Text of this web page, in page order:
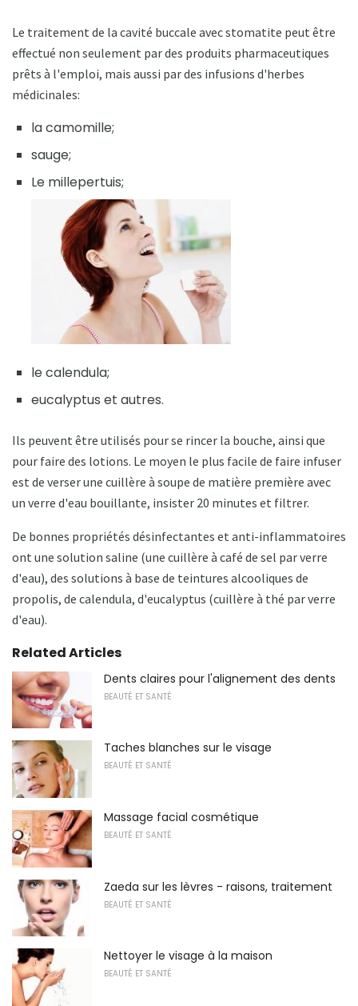
Le traitement de la cavité buccale avec stomatite peut être
effectué non seulement par des produits pharmaceutiques
prêts à l'emploi, mais aussi par des infusions d'herbes
médicinales:
la camomille;
sauge;
Le millepertuis;
le calendula;
eucalyptus et autres.
Ils peuvent être utilisés pour se rincer la bouche, ainsi que
pour faire des lotions. Le moyen le plus facile de faire infuser
est de verser une cuillère à soupe de matière première avec
un verre d'eau bouillante, insister 20 minutes et filtrer.
De bonnes propriétés désinfectantes et anti-inflammatoires
ont une solution saline (une cuillère à café de sel par verre
d'eau), des solutions à base de teintures alcooliques de
propolis, de calendula, d'eucalyptus (cuillère à thé par verre
d'eau).
Related Articles
Dents claires pour l'alignement des dents
BEAUTÉ ET SANTÉ
Taches blanches sur le visage
BEAUTÉ ET SANTÉ
Massage facial cosmétique
BEAUTÉ ET SANTÉ
Zaeda sur les lèvres - raisons, traitement
BEAUTÉ ET SANTÉ
Nettoyer le visage à la maison
BEAUTÉ ET SANTÉ